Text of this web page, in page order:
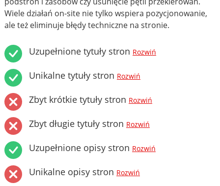
Wiele działań on-site nie tylko wspiera pozycjonowanie,
ale też eliminuje błędy techniczne na stronie.
Uzupełnione tytuły stron Rozwiń
Unikalne tytuły stron Rozwiń
Zbyt krótkie tytuły stron Rozwiń
Zbyt długie tytuły stron Rozwiń
Uzupełnione opisy stron Rozwiń
Unikalne opisy stron Rozwiń